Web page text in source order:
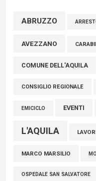
Marcinelle, Verrecchia
connazionali tra cui
06 Agosto 2026
ABRUZZO
AVEZZANO
COMUNE DELL'AQUILA
CONSIGLIO REGIONALE
EMICICLO EVENTI
L'AQUILA
MARCO MARSILIO
OSPEDALE SAN SALVATORE